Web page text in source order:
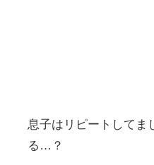
息子はリピートしてま
る…？